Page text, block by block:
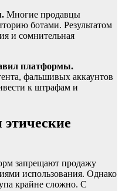
Многие продавцы
ботами. Результатом
и сомнительная
платформы.
фальшивых аккаунтов
к штрафам и
запрещают продажу
использования. Однако
крайне сложно. С